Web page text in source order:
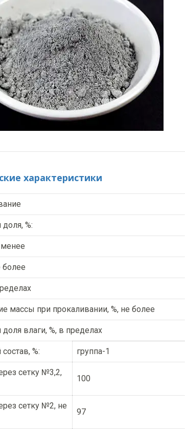
характеристики
%:
менее
более
массы при прокаливании, %, не более
доля влаги, %, в пределах
%: группа-1
сетку №3,2,
100
сетку №2, не
97